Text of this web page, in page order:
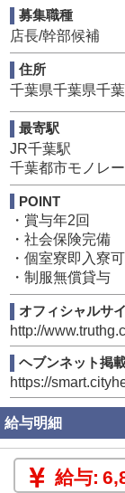
<p>お給料は最大
なお仕事内容～
ご予約のお電話
お問い合わせ内
お客様がご希望
お好みをヒアリ
す。
お電話のコツや
ください。
▼事務所清掃業務
スタッフが作業
除機とクイック
女性が多いため
することで
気持ちよく出勤
▼媒体更新業務
当店が契約して
す。
具体的には、女
ーンのメールマガ
求人用のブログ
コンテンツは多
▼キャスト出勤
急な体調不良が
確認します。
募集職種
店長/幹部候補
住所
千葉県千葉県千
最寄駅
JR千葉駅
千葉都市モノレ
POINT
・賞与年2回
・社会保険完備
・個室寮即入寮可
・制服無償貸与
オフィシャルサ
http://
ヘブンネット掲
https://
給与明細
給与: